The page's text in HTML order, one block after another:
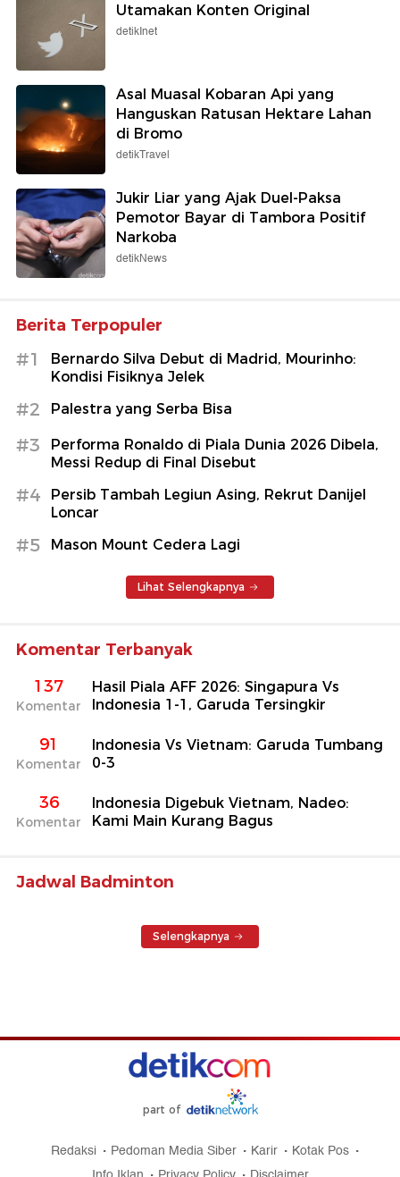
Utamakan Konten Original
detikInet
Asal Muasal Kobaran Api yang
Hanguskan Ratusan Hektare Lahan
di Bromo
detikTravel
Jukir Liar yang Ajak Duel-Paksa
Pemotor Bayar di Tambora Positif
Narkoba
detikNews
Berita Terpopuler
#1
Bernardo Silva Debut di Madrid, Mourinho:
Kondisi Fisiknya Jelek
#2 Palestra yang Serba Bisa
#3
Performa Ronaldo di Piala Dunia 2026 Dibela,
Messi Redup di Final Disebut
#4
Persib Tambah Legiun Asing, Rekrut Danijel
Loncar
#5 Mason Mount Cedera Lagi
Lihat Selengkapnya
Komentar Terbanyak
137
Komentar
Hasil Piala AFF 2026: Singapura Vs
Indonesia 1-1, Garuda Tersingkir
91
Komentar
Indonesia Vs Vietnam: Garuda Tumbang
0-3
36
Komentar
Indonesia Digebuk Vietnam, Nadeo:
Kami Main Kurang Bagus
Jadwal Badminton
Selengkapnya
part of
Redaksi Pedoman Media Siber Karir
Kotak Pos